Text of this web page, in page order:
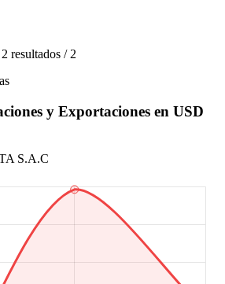
2 resultados / 2
y Exportaciones en USD
S.A.C